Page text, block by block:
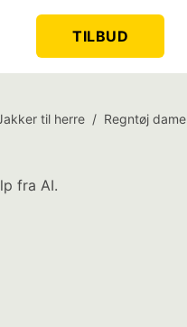
TILBUD
til herre / Regntøj dame
fra AI.